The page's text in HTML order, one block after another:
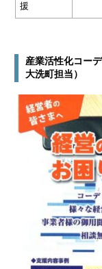
援
産業活性化コー
大洗町担当）